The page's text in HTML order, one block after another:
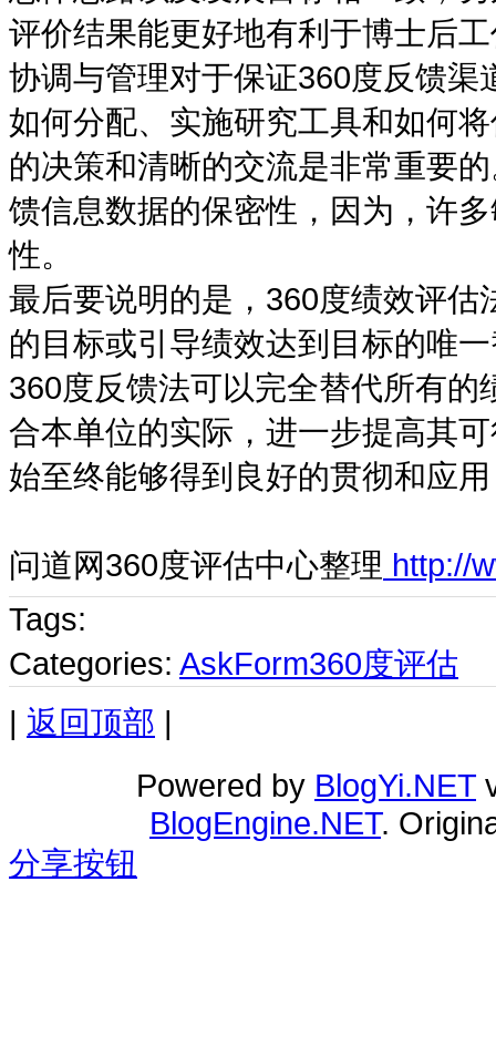
评价结果能更好地有利于博士后
协调与管理对于保证360度反馈
如何分配、实施研究工具和如何
的决策和清晰的交流是非常重要
馈信息数据的保密性，因为，许
性。
最后要说明的是，360度绩效评
的目标或引导绩效达到目标的唯
360度反馈法可以完全替代所有
合本单位的实际，进一步提高其
始至终能够得到良好的贯彻和应
问道网360度评估中心整理 http://
Tags:
Categories: AskForm360度评估
| 返回顶部 |
Powered by BlogYi.NET
BlogEngine.NET.
分享按钮